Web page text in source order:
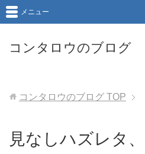
コンタロウのブログ
メニュー
コンタロウのブログ TOP
見なしハズレタ